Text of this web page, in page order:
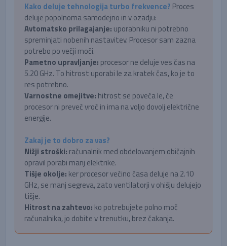
Kako deluje tehnologija turbo frekvence? Proces
deluje popolnoma samodejno in v ozadju:
Avtomatsko prilagajanje: uporabniku ni potrebno
spreminjati nobenih nastavitev. Procesor sam zazna
potrebo po večji moči.
Pametno upravljanje: procesor ne deluje ves čas na
5.20 GHz. To hitrost uporabi le za kratek čas, ko je to
res potrebno.
Varnostne omejitve: hitrost se poveča le, če
procesor ni preveč vroč in ima na voljo dovolj električne
energije.
Zakaj je to dobro za vas?
Nižji stroški: računalnik med obdelovanjem običajnih
opravil porabi manj elektrike.
Tišje okolje: ker procesor večino časa deluje na 2.10
GHz, se manj segreva, zato ventilatorji v ohišju delujejo
tišje.
Hitrost na zahtevo: ko potrebujete polno moč
računalnika, jo dobite v trenutku, brez čakanja.